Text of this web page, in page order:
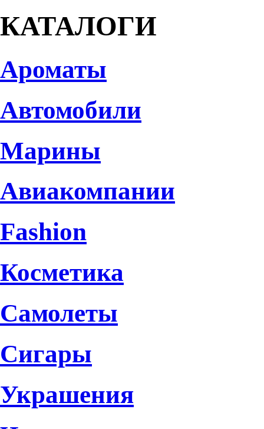
КАТАЛОГИ
Ароматы
Автомобили
Марины
Авиакомпании
Fashion
Косметика
Самолеты
Сигары
Украшения